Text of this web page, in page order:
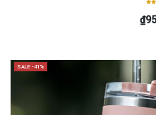
SALE -41%